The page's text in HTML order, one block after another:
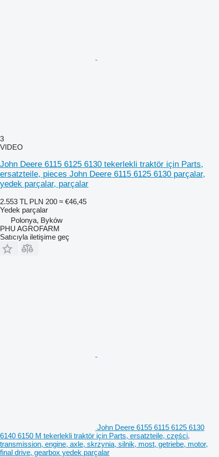
3
VIDEO
John Deere 6115 6125 6130 tekerlekli traktör için Parts,
ersatzteile, pieces John Deere 6115 6125 6130 parçalar,
yedek parçalar, parçalar
2.553 TL PLN 200 ≈ €46,45
Yedek parçalar
Polonya, Byków
PHU AGROFARM
Satıcıyla iletişime geç
John Deere 6155 6115 6125 6130
6140 6150 M tekerlekli traktör için Parts, ersatzteile, części,
transmission, engine, axle, skrzynia, silnik, most, getriebe, motor,
final drive, gearbox yedek parçalar